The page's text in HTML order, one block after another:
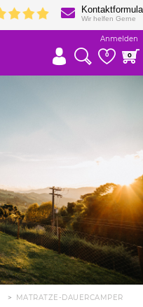
Wir helfen Gerne
Anmelden
0 0
MATRATZE-DAUERCAMPER